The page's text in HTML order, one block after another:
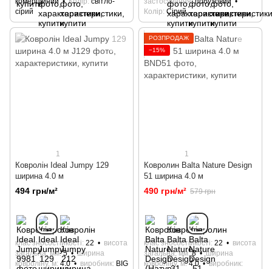
сірий
Колір Сірий
1
Ковролін Ideal Jumpy 129
ширина 4.0 м
494 грн/м²
клас зносостійкості 22
висота
загальна, мм 5
ширина
ковроліну, м 4.0 виробник BIG
РОЗПРОДАЖ
−15%
1
Ковролин Balta Nature Design
51 ширина 4.0 м
490 грн/м² 579 грн
клас зносостійкості 22
висота
загальна, мм 8
ширина
ковроліну, м 4.0
виробник